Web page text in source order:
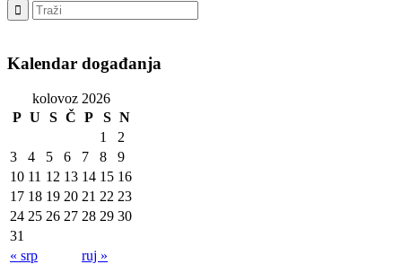
Kalendar događanja
kolovoz 2026
P U S Č P S N
1
2
3
4 5 6 7 8
9
10 11 12 13 14 15 16
17 18 19 20 21 22 23
24 25 26 27 28 29 30
31
« srp
ruj »